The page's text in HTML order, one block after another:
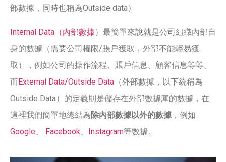
部數據，同時也稱為Outside data）
Internal Data（內部數據）最簡單來說就是公司組織內部自
身的數據（需要公司權限/賬戶獲取，外部不能輕易獲
取），例如公司的操作流程、賬戶信息、顧客信息等等。
而External Data/Outside Data （外部數據，以下統稱為
Outside Data）的定義則是儲存在外部數據庫的數據，在
這裡我們簡單地總結為除內部數據以外的數據 ，例如
Google
Facebook Instagram等數據。